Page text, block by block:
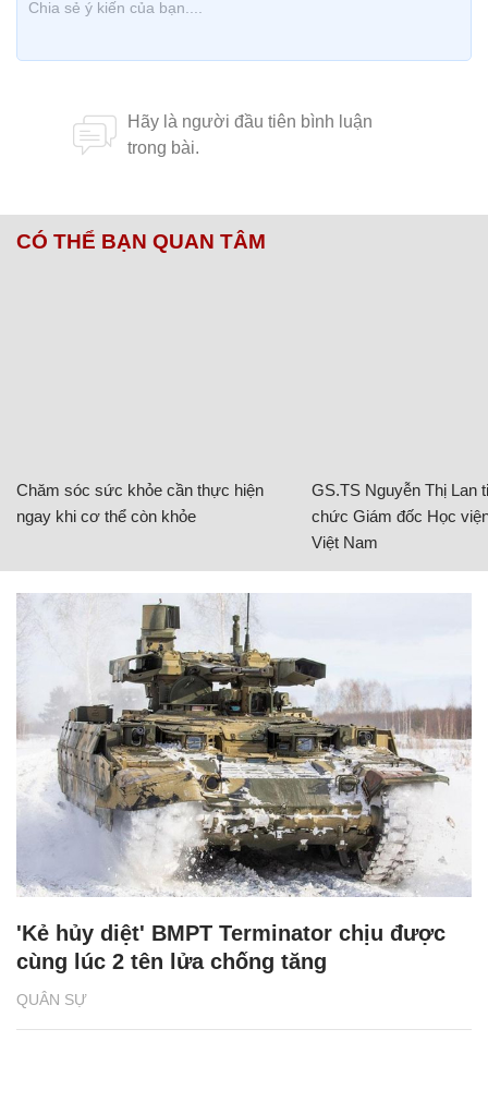
CÓ THỂ BẠN QUAN TÂM
Chăm sóc sức khỏe cần thực hiện
ngay khi cơ thể còn khỏe
GS.TS Nguyễn Thị Lan
chức Giám đốc Học
Việt Nam
QUÂN SỰ
'Kẻ hủy diệt' BMPT Terminator chịu được
cùng lúc 2 tên lửa chống tăng